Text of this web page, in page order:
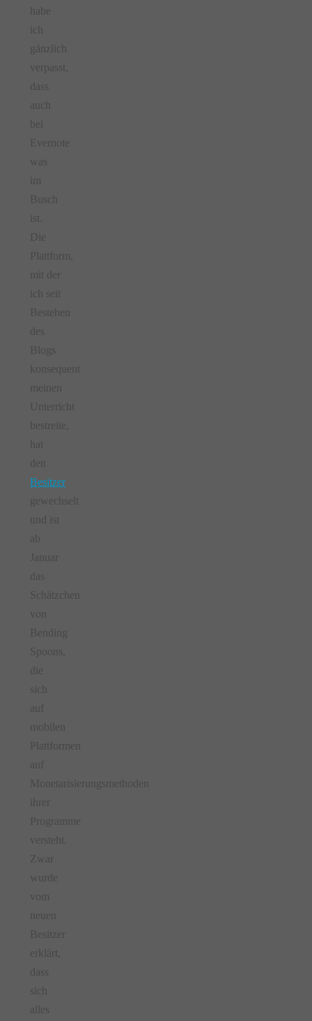
habe
ich
gänzlich
verpasst,
dass
auch
bei
Evernote
was
im
Busch
ist.
Die
Plattform,
mit der
ich seit
Bestehen
des
Blogs
konsequent
meinen
Unterricht
bestreite,
hat
den
Besitzer
gewechselt
und ist
ab
Januar
das
Schätzchen
von
Bending
Spoons,
die
sich
auf
mobilen
Plattformen
auf
Monetarisierungsmethoden
ihrer
Programme
versteht.
Zwar
wurde
vom
neuen
Besitzer
erklärt,
dass
sich
alles